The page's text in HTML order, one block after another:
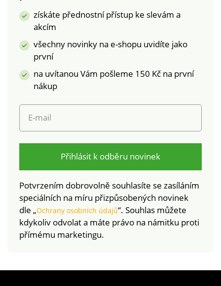
nad rámec platných
norem. Lze prát v
pračce.
pračce.
získáte přednostní přístup ke slevám a
akcím
všechny novinky na e-shopu uvidíte jako
první
na uvítanou Vám pošleme 150 Kč na první
nákup
E-mail
Přihlásit k odběru novinek
Potvrzením dobrovolně souhlasíte se zasíláním
speciálních na míru přizpůsobených novinek
dle „Ochrany osobních údajů“. Souhlas můžete
kdykoliv odvolat a máte právo na námitku proti
přímému marketingu.